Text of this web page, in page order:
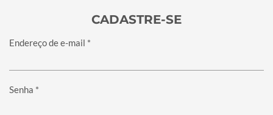
CADASTRE-SE
Endereço de e-mail *
Senha *